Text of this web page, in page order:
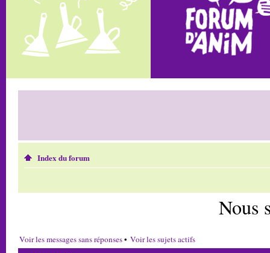
Index du forum
Nous
Voir les messages sans réponses• Voir les sujets actifs